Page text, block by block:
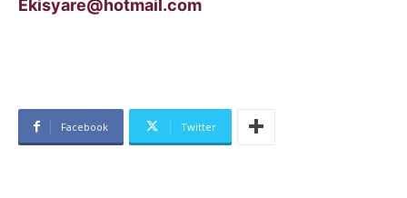
Ekisyare@hotmail.com
Facebook Twitter